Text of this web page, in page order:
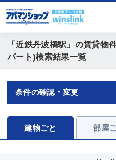
「近鉄丹波橋駅」 の賃貸物
パート)検索結果一覧
条件の確認・変更
建物ごと 部屋